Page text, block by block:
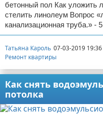
бетонный пол Как уложить
стелить линолеум Вопрос
канализационная труба.» -
Татьяна Кароль 07-03-2019 19:36
Ремонт квартиры
Как снять
потолка